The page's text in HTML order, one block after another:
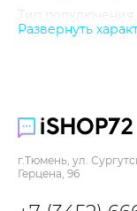
Тип подключения :
Bluetooth
500 мАч
Тип разъема для
Type-C
Развернуть
г.Тюмень, ул.
Герцена, 96